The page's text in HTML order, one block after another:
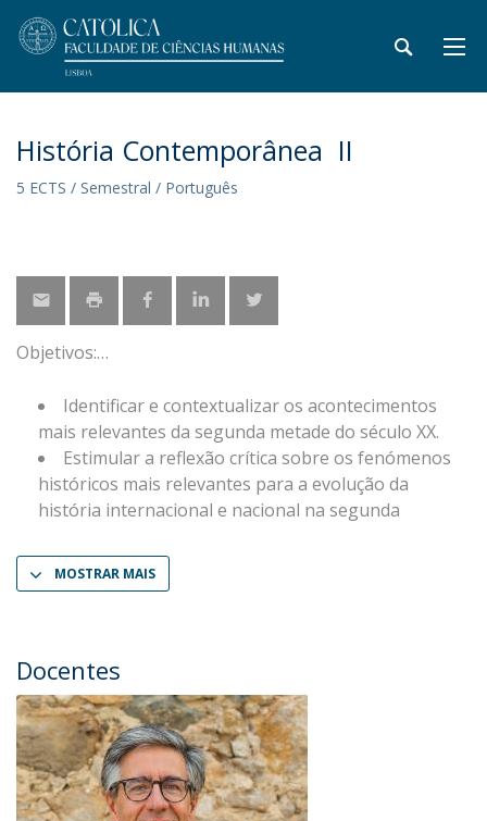
História Contemporânea II
5 ECTS / Semestral / Português
Objetivos:
Identificar e contextualizar os acontecimentos
mais relevantes da segunda metade do século XX.
Estimular a reflexão crítica sobre os fenómenos
históricos mais relevantes para a evolução da
história internacional e nacional na segunda
MOSTRAR MAIS
Docentes